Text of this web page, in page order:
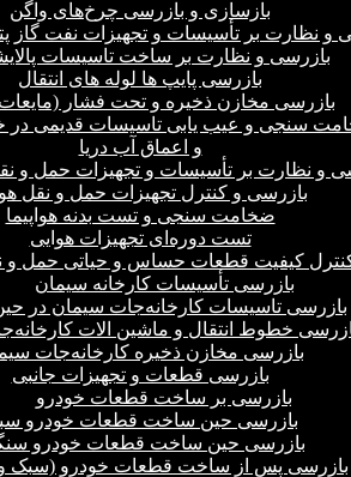
بازسازی و بازرسی چرخ‌های واگن
و نظارت بر تأسیسات و تجهیزات نفت گاز
بازرسی و نظارت بر ساخت تاسیسات
بازرسی پایپ ها لوله های انتقال
بازرسی مخازن ذخیره و تحت فشار
سنجی و عیب یابی تاسیسات قدیمی در
و اعماق آب دریا
و نظارت بر تأسیسات و تجهیزات حمل و
بازرسی و کنترل تجهیزات حمل و نقل
ضخامت سنجی و تست بدنه هواپیما
تست دوره‌ای تجهیزات هوایی
کیفیت قطعات حساس و حیاتی حمل و
بازرسی تأسیسات کارخانه سیمان
بازرسی تاسیسات کارخانه‌جات سیمان در
خطوط انتقال و ماشین الات
بازرسی مخازن ذخیره کارخانه‌جات
بازرسی قطعات و تجهیزات جانبی
بازرسی بر ساخت قطعات خودرو
بازرسی حین ساخت قطعات خودرو
بازرسی حین ساخت قطعات خودرو
بازرسی پس از ساخت قطعات خودرو (سبک